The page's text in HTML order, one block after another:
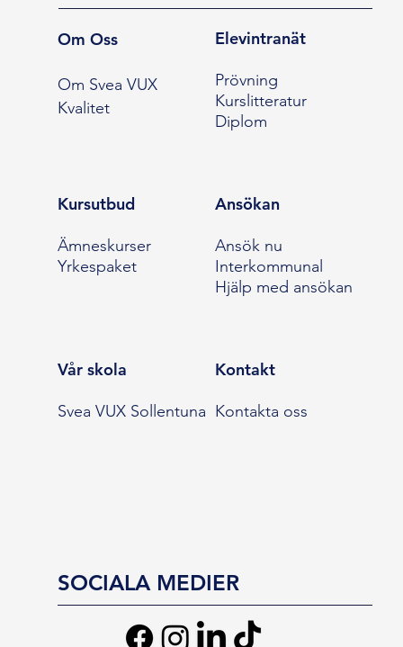
Om Oss
Om Svea VUX
Kvalitet
Elevintranät
Prövning
Kurslitteratur
Diplom
Kursutbud
Ämneskurser
Yrkespaket
Ansökan
Ansök nu
Interkommunal
Hjälp med ansökan
Vår skola
Svea VUX Sollentuna
Kontakt
Kontakta oss
SOCIALA MEDIER